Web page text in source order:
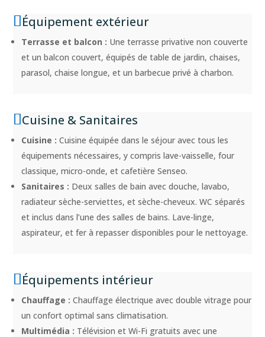
Équipement extérieur
Terrasse et balcon : Une terrasse privative non couverte
et un balcon couvert, équipés de table de jardin, chaises,
parasol, chaise longue, et un barbecue privé à charbon.
Cuisine & Sanitaires
Cuisine : Cuisine équipée dans le séjour avec tous les
équipements nécessaires, y compris lave-vaisselle, four
classique, micro-onde, et cafetière Senseo.
Sanitaires : Deux salles de bain avec douche, lavabo,
radiateur sèche-serviettes, et sèche-cheveux. WC séparés
et inclus dans l’une des salles de bains. Lave-linge,
aspirateur, et fer à repasser disponibles pour le nettoyage.
Équipements intérieur
Chauffage : Chauffage électrique avec double vitrage pour
un confort optimal sans climatisation.
Multimédia : Télévision et Wi-Fi gratuits avec une